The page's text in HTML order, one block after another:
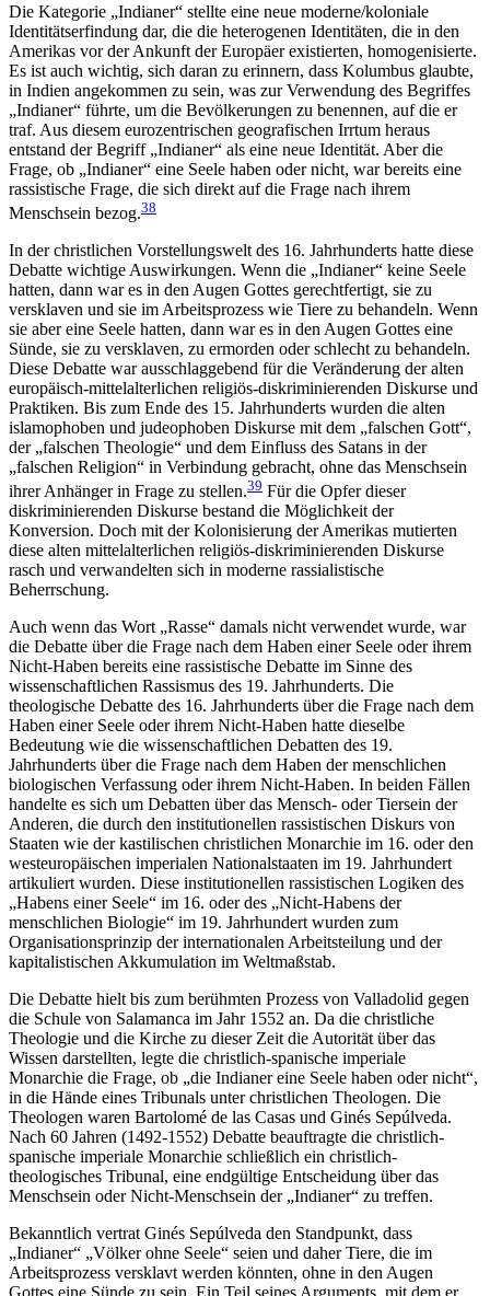
Die Kategorie „Indianer“ stellte eine neue moderne/koloniale
Identitätserfindung dar, die die heterogenen Identitäten, die in den
Amerikas vor der Ankunft der Europäer existierten, homogenisierte.
Es ist auch wichtig, sich daran zu erinnern, dass Kolumbus glaubte,
in Indien angekommen zu sein, was zur Verwendung des Begriffes
„Indianer“ führte, um die Bevölkerungen zu benennen, auf die er
traf. Aus diesem eurozentrischen geografischen Irrtum heraus
entstand der Begriff „Indianer“ als eine neue Identität. Aber die
Frage, ob „Indianer“ eine Seele haben oder nicht, war bereits eine
rassistische Frage, die sich direkt auf die Frage nach ihrem
Menschsein bezog.38
In der christlichen Vorstellungswelt des 16. Jahrhunderts hatte diese
Debatte wichtige Auswirkungen. Wenn die „Indianer“ keine Seele
hatten, dann war es in den Augen Gottes gerechtfertigt, sie zu
versklaven und sie im Arbeitsprozess wie Tiere zu behandeln. Wenn
sie aber eine Seele hatten, dann war es in den Augen Gottes eine
Sünde, sie zu versklaven, zu ermorden oder schlecht zu behandeln.
Diese Debatte war ausschlaggebend für die Veränderung der alten
europäisch-mittelalterlichen religiös-diskriminierenden Diskurse und
Praktiken. Bis zum Ende des 15. Jahrhunderts wurden die alten
islamophoben und judeophoben Diskurse mit dem „falschen Gott“,
der „falschen Theologie“ und dem Einfluss des Satans in der
„falschen Religion“ in Verbindung gebracht, ohne das Menschsein
ihrer Anhänger in Frage zu stellen.39 Für die Opfer dieser
diskriminierenden Diskurse bestand die Möglichkeit der
Konversion. Doch mit der Kolonisierung der Amerikas mutierten
diese alten mittelalterlichen religiös-diskriminierenden Diskurse
rasch und verwandelten sich in moderne rassialistische
Beherrschung.
Auch wenn das Wort „Rasse“ damals nicht verwendet wurde, war
die Debatte über die Frage nach dem Haben einer Seele oder ihrem
Nicht-Haben bereits eine rassistische Debatte im Sinne des
wissenschaftlichen Rassismus des 19. Jahrhunderts. Die
theologische Debatte des 16. Jahrhunderts über die Frage nach dem
Haben einer Seele oder ihrem Nicht-Haben hatte dieselbe
Bedeutung wie die wissenschaftlichen Debatten des 19.
Jahrhunderts über die Frage nach dem Haben der menschlichen
biologischen Verfassung oder ihrem Nicht-Haben. In beiden Fällen
handelte es sich um Debatten über das Mensch- oder Tiersein der
Anderen, die durch den institutionellen rassistischen Diskurs von
Staaten wie der kastilischen christlichen Monarchie im 16. oder den
westeuropäischen imperialen Nationalstaaten im 19. Jahrhundert
artikuliert wurden. Diese institutionellen rassistischen Logiken des
„Habens einer Seele“ im 16. oder des „Nicht-Habens der
menschlichen Biologie“ im 19. Jahrhundert wurden zum
Organisationsprinzip der internationalen Arbeitsteilung und der
kapitalistischen Akkumulation im Weltmaßstab.
Die Debatte hielt bis zum berühmten Prozess von Valladolid gegen
die Schule von Salamanca im Jahr 1552 an. Da die christliche
Theologie und die Kirche zu dieser Zeit die Autorität über das
Wissen darstellten, legte die christlich-spanische imperiale
Monarchie die Frage, ob „die Indianer eine Seele haben oder nicht“,
in die Hände eines Tribunals unter christlichen Theologen. Die
Theologen waren Bartolomé de las Casas und Ginés Sepúlveda.
Nach 60 Jahren (1492-1552) Debatte beauftragte die christlich-
spanische imperiale Monarchie schließlich ein christlich-
theologisches Tribunal, eine endgültige Entscheidung über das
Menschsein oder Nicht-Menschsein der „Indianer“ zu treffen.
Bekanntlich vertrat Ginés Sepúlveda den Standpunkt, dass
„Indianer“ „Völker ohne Seele“ seien und daher Tiere, die im
Arbeitsprozess versklavt werden könnten, ohne in den Augen